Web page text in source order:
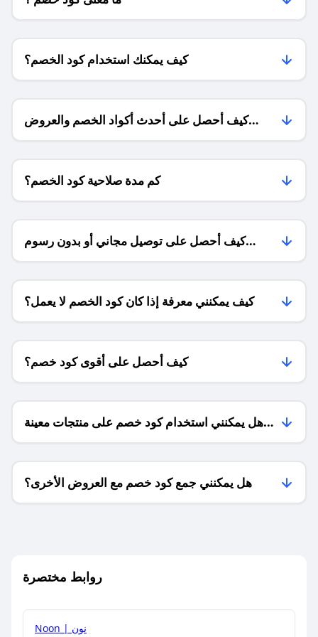
كيف يمكنك استخدام كود الخصم؟
كيف أحصل على أحدث أكواد الخصم والعروض
للمتاجر؟
كم مدة صلاحية كود الخصم؟
كيف أحصل على توصيل مجاني أو بدون رسوم
الشحن ؟
كيف يمكنني معرفة إذا كان كود الخصم لا يعمل؟
كيف أحصل على أقوى كود خصم؟
هل يمكنني استخدام كود خصم على منتجات معينة
فقط؟
هل يمكنني جمع كود خصم مع العروض الأخرى؟
روابط مختصرة
Noon | نون